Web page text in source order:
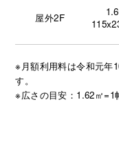
屋外2F
※月額利用料は令和元年
す。
※広さの目安：1.62㎡=1